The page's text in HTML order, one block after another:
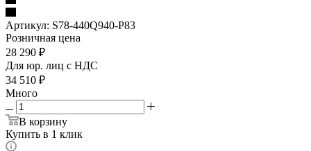
Артикул: S78-440Q940-P83
Розничная цена
28 290 ₽
Для юр. лиц c НДС
34 510 ₽
Много
В корзину
Купить в 1 клик